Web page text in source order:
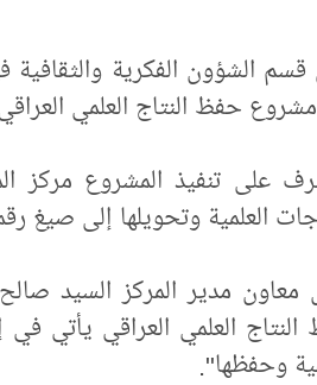
قسم الشؤون الفكرية والثقافية
حفظ النتاج العلمي
على تنفيذ المشروع مركز
العلمية وتحويلها إلى صيغ
معاون مدير المركز السيد
العلمي العراقي يأتي في
وحفظها".